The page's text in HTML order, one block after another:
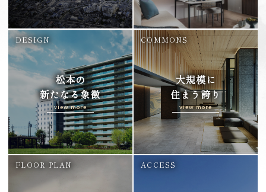
DESIGN
松本の
新たなる象徴
view more
COMMONS
大規模に
住まう誇り
view more
FLOOR PLAN ACCESS